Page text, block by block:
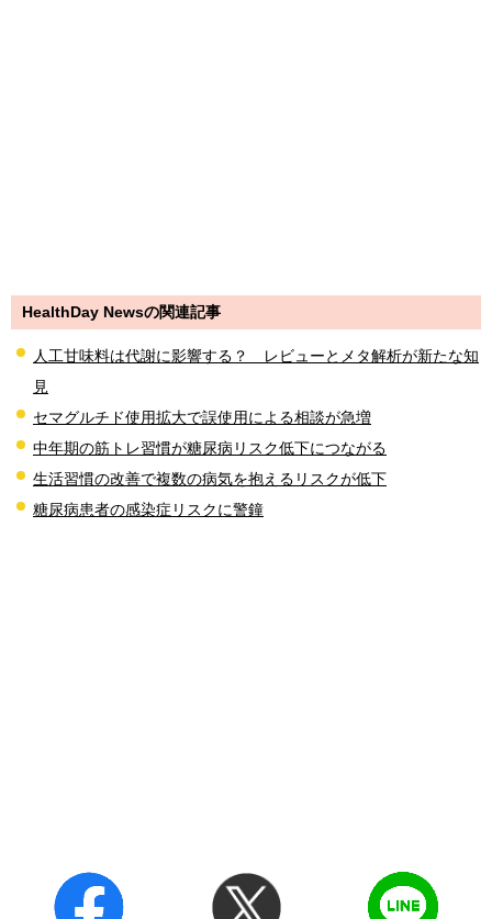
HealthDay Newsの関連記事
人工甘味料は代謝に影響する？ レビューとメタ解析が新たな知
見
セマグルチド使用拡大で誤使用による相談が急増
中年期の筋トレ習慣が糖尿病リスク低下につながる
生活習慣の改善で複数の病気を抱えるリスクが低下
糖尿病患者の感染症リスクに警鐘